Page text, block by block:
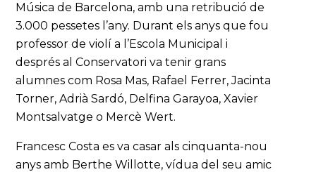
Música de Barcelona, amb una retribució de
3.000 pessetes l’any. Durant els anys que fou
professor de violí a l’Escola Municipal i
després al Conservatori va tenir grans
alumnes com Rosa Mas, Rafael Ferrer, Jacinta
Torner, Adrià Sardó, Delfina Garayoa, Xavier
Montsalvatge o Mercè Wert.
Francesc Costa es va casar als cinquanta-nou
anys amb Berthe Willotte, vídua del seu amic